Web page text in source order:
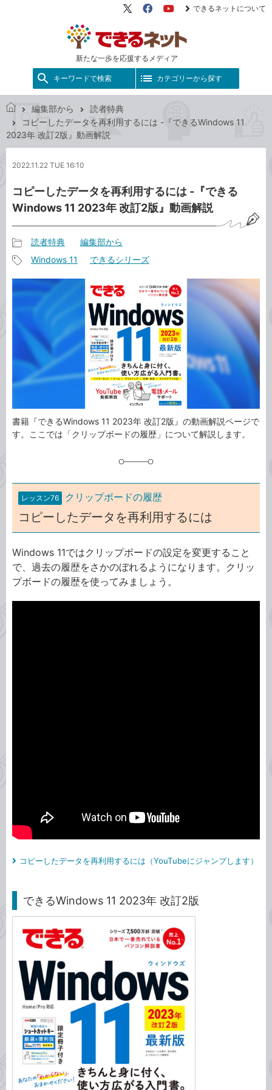
新たな一歩を応援するメディア
X（旧
FacebookYouTube
できるネットについて
キーワードで検索 カテゴリーから探す
で
き
ッ
編集部から
読者特典
コピーしたデータを再利用するには -『できるWindows 11
2023年 改訂2版』動画解説
2022.11.22 TUE 16:10
コピーしたデータを再利用するには -『できる
Windows 11 2023年 改訂2版』動画解説
事
カ
テ
リ
読者特典 編集部から
事
Windows 11 できるシリーズ
書籍『できるWindows 11 2023年 改訂2版』の動画解説ページで
す。ここでは「クリップボードの履歴」について解説します。
レッスン76 クリップボードの履歴
コピーしたデータを再利用するには
Windows 11ではクリップボードの設定を変更すること
で、過去の履歴をさかのぼれるようになります。クリッ
プボードの履歴を使ってみましょう。
コピーしたデータを再利用するには（YouTubeにジャンプします）
できるWindows 11 2023年 改訂2版